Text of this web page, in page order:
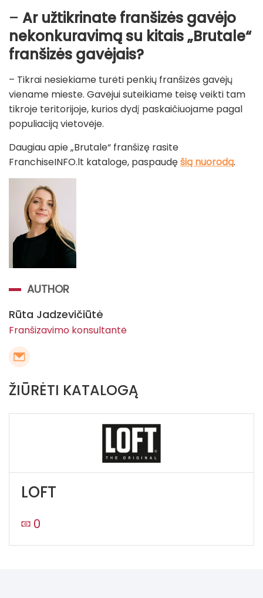
– Ar užtikrinate franšizės gavėjo
nekonkuravimą su kitais „Brutale“
franšizės gavėjais?
– Tikrai nesiekiame turėti penkių franšizės gavėjų
viename mieste. Gavėjui suteikiame teisę veikti tam
tikroje teritorijoje, kurios dydį paskaičiuojame pagal
populiaciją vietovėje.
Daugiau apie „Brutale“ franšizę rasite
FranchiseINFO.lt kataloge, paspaudęšią nuorodą.
AUTHOR
Rūta Jadzevičiūtė
Franšizavimo konsultantė
ŽIŪRĖTI KATALOGĄ
LOFT
0